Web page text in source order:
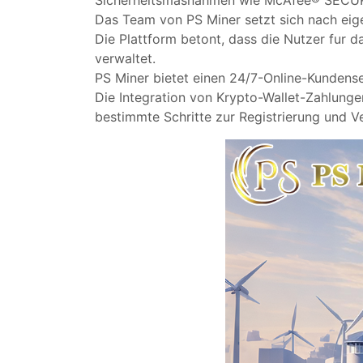
Das Team von PS Miner setzt sich nach
Die Plattform betont, dass die Nutzer fur
verwaltet.
PS Miner bietet einen 24/7-Online-
Die Integration von Krypto-Wallet-
bestimmte Schritte zur Registrierung und